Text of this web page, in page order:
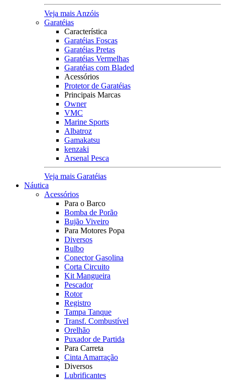
Veja mais Anzóis
Garatéias
Característica
Garatéias Foscas
Garatéias Pretas
Garatéias Vermelhas
Garatéias com Bladed
Acessórios
Protetor de Garatéias
Principais Marcas
Owner
VMC
Marine Sports
Albatroz
Gamakatsu
kenzaki
Arsenal Pesca
Veja mais Garatéias
Náutica
Acessórios
Para o Barco
Bomba de Porão
Bujão Viveiro
Para Motores Popa
Diversos
Bulbo
Conector Gasolina
Corta Circuito
Kit Mangueira
Pescador
Rotor
Registro
Tampa Tanque
Transf. Combustível
Orelhão
Puxador de Partida
Para Carreta
Cinta Amarração
Diversos
Lubrificantes